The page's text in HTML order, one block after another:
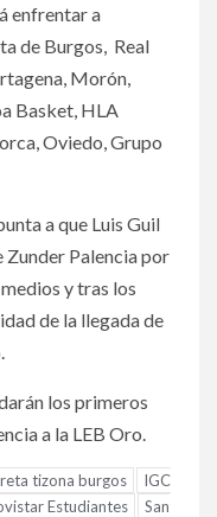
enfrentar a
de Burgos, Real
Morón,
Basket, HLA
Oviedo, Grupo
a que Luis Guil
Zunder Palencia por
y tras los
de la llegada de
los primeros
a la LEB Oro.
tizona burgos
IGC
Estudiantes
San